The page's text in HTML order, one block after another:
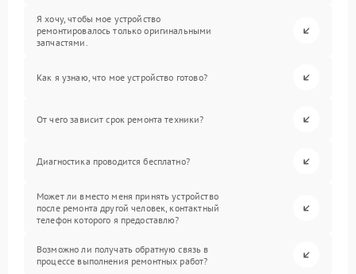
Я хочу, чтобы мое устройство
ремонтировалось только оригинальными
запчастями.
Как я узнаю, что мое устройство готово?
От чего зависит срок ремонта техники?
Диагностика проводится бесплатно?
Может ли вместо меня принять устройство
после ремонта другой человек, контактный
телефон которого я предоставлю?
Возможно ли получать обратную связь в
процессе выполнения ремонтных работ?